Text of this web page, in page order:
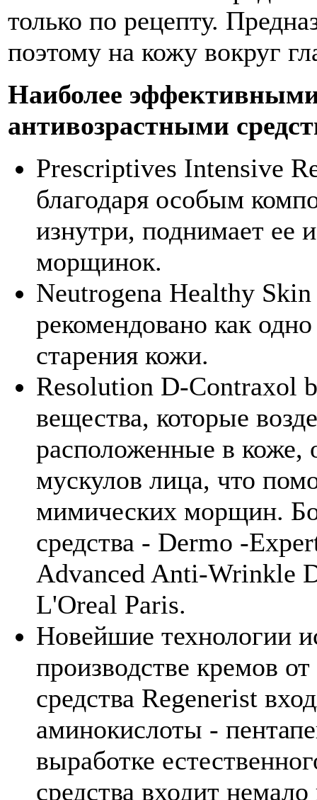
только по рецепту.
поэтому на кожу вокруг
Наиболее
антивозрастными
Prescriptives Intensive
благодаря особым
изнутри, поднимает ее
морщинок.
Neutrogena Healthy
рекомендовано как
старения кожи.
Resolution D-Contraxol
вещества, которые
расположенные в коже,
мускулов лица, что
мимических морщин.
средства - Dermo -
Advanced Anti-Wrinkle
L'Oreal Paris.
Новейшие технологии
производстве кремов
средства Regenerist
аминокислоты -
выработке
средства входит